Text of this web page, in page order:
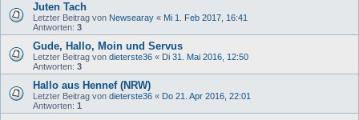
Juten Tach
Letzter Beitrag von Newsearay « Mi 1. Feb 2017, 16:41
Antworten: 3
Gude, Hallo, Moin und Servus
Letzter Beitrag von dieterste36 « Di 31. Mai 2016, 12:50
Antworten: 3
Hallo aus Hennef (NRW)
Letzter Beitrag von dieterste36 « Do 21. Apr 2016, 22:01
Antworten: 1